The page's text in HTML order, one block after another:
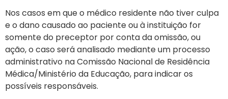
Nos casos em que o médico residente não tiver culpa
e o dano causado ao paciente ou à instituição for
somente do preceptor por conta da omissão, ou
ação, o caso será analisado mediante um processo
administrativo na Comissão Nacional de Residência
Médica/Ministério da Educação, para indicar os
possíveis responsáveis.